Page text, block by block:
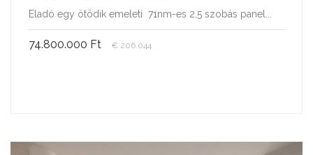
Eladó egy ötödik emeleti 71nm-es 2,5 szobás panel...
74.800.000 Ft € 206.044